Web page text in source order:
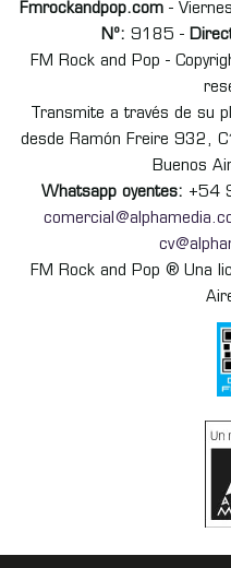
Fmrockandpop.com-
Nº: 9185 -
FM Rock and Pop -
Transmite a través de su
desde Ramón Freire 932,
Buenos
Whatsapp oyentes: +54
FM Rock and Pop ® Una